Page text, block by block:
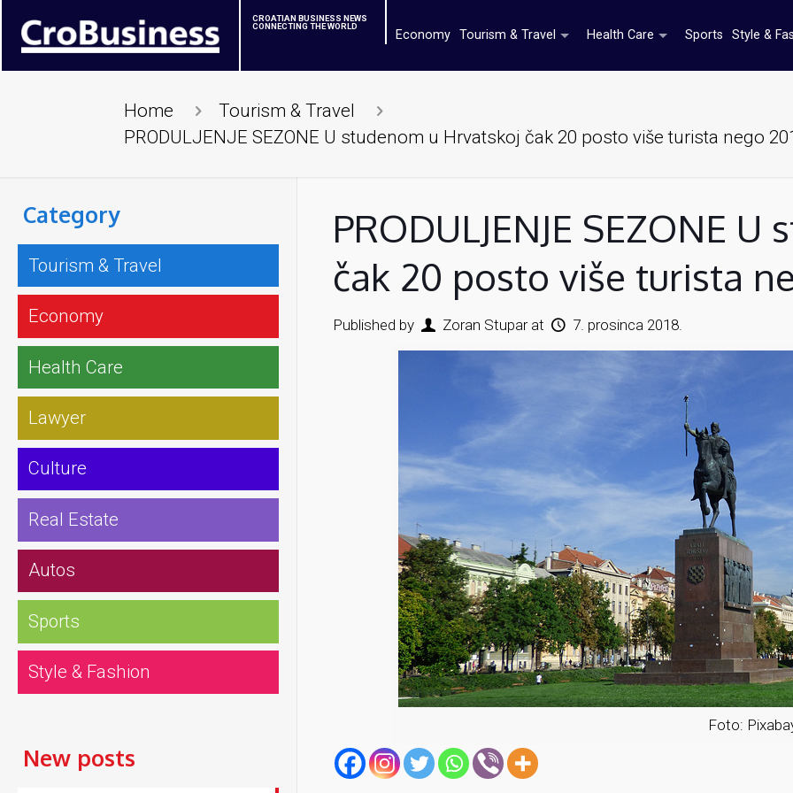
CROATIAN BUSINESS NEWS
CONNECTING THE WORLD
Economy Tourism & Travel Health Care Sports Style &
Home
Tourism & Travel
PRODULJENJE SEZONE U studenom u Hrvatskoj čak 20 posto više turista nego
PRODULJENJE SEZONE
čak 20 posto više turista
Published by Zoran Stupar at 7. prosinca 2018.
Foto:
Category
Tourism & Travel
Economy
Health Care
Lawyer
Culture
Real Estate
Autos
Sports
Style & Fashion
New posts